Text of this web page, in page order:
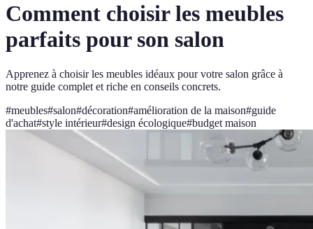
Comment choisir les meubles
parfaits pour son salon
Apprenez à choisir les meubles idéaux pour votre salon grâce à
notre guide complet et riche en conseils concrets.
#meubles#salon#décoration#amélioration de la maison#guide
d'achat#style intérieur#design écologique#budget maison